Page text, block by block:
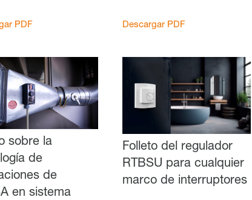
Mecánica
PDF Descargar PDF
sobre la
de
de
en sistema
Folleto del regulador
RTBSU para cualquier
marco de interruptores